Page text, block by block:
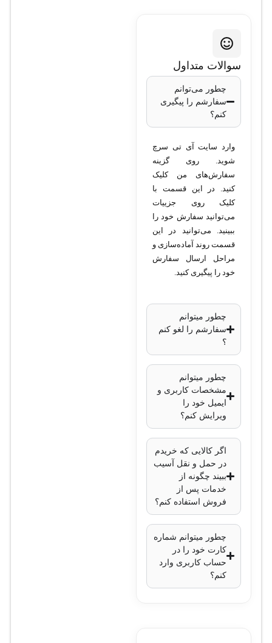
40/100G-
SRBD
مدل
نوع ماژول
: QSFP
(Quad Small Form-
Factor Pluggable)
سرعت انتقال:
40 گیگابیت
بر ثانیه
100 گیگابیت
بر ثانیه
Fiber
محدوده طول موج
مسافت انتقال:
روی کابل
OM4
تا 150 متر بر
OM3
نصب و پیکربندی
ماژولار و
قابل نصب
در سوئیچ‌ها و
روترهای
سازگار
سوالات متداول
چطور می‌توانم
سفارشم را پیگیری
کنم؟
وارد سایت آی تی سرچ
شوید. روی گزینه
سفارش‌های من کلیک
کنید. در این قسمت با
کلیک روی جزییات
می‌توانید سفارش خود را
ببینید. می‌توانید در این
قسمت روند آماده‌سازی و
مراحل ارسال سفارش
خود را پیگیری کنید.
چطور میتوانم
سفارشم را لغو کنم
؟
چطور میتوانم
مشخصات کاربری و
ایمیل خود را
ویرایش کنم؟
اگر کالایی که خریدم
در حمل و نقل آسیب
ببیند چگونه از
خدمات پس از
فروش استفاده کنم؟
چطور میتوانم شماره
کارت خود را در
حساب کاربری وارد
کنم؟